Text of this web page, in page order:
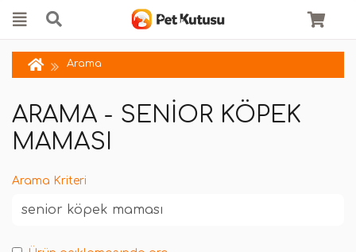
Arama
ARAMA - SENIOR KÖPEK
MAMASI
Arama Kriteri